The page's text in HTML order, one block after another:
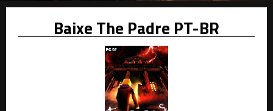
Baixe The Padre PT-BR